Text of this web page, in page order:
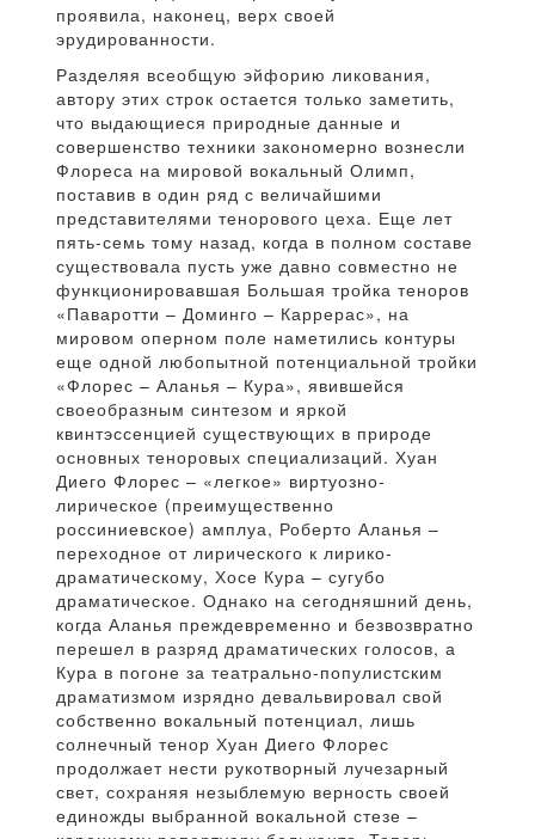
проявила, наконец, верх своей
эрудированности.
Разделяя всеобщую эйфорию ликования,
автору этих строк остается только заметить,
что выдающиеся природные данные и
совершенство техники закономерно вознесли
Флореса на мировой вокальный Олимп,
поставив в один ряд с величайшими
представителями тенорового цеха. Еще лет
пять-семь тому назад, когда в полном составе
существовала пусть уже давно совместно не
функционировавшая Большая тройка теноров
«Паваротти – Доминго – Каррерас», на
мировом оперном поле наметились контуры
еще одной любопытной потенциальной тройки
«Флорес – Аланья – Кура», явившейся
своеобразным синтезом и яркой
квинтэссенцией существующих в природе
основных теноровых специализаций. Хуан
Диего Флорес – «легкое» виртуозно-
лирическое (преимущественно
россиниевское) амплуа, Роберто Аланья –
переходное от лирического к лирико-
драматическому, Хосе Кура – сугубо
драматическое. Однако на сегодняшний день,
когда Аланья преждевременно и безвозвратно
перешел в разряд драматических голосов, а
Кура в погоне за театрально-популистским
драматизмом изрядно девальвировал свой
собственно вокальный потенциал, лишь
солнечный тенор Хуан Диего Флорес
продолжает нести рукотворный лучезарный
свет, сохраняя незыблемую верность своей
единожды выбранной вокальной стезе –